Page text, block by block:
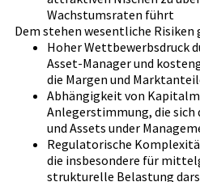
Wachstumsraten führt
Dem stehen wesentliche Risiken
Hoher Wettbewerbsdruck
Asset-Manager und
die Margen und
Abhängigkeit von
Anlegerstimmung, die
und Assets under
Regulatorische
die insbesondere für
strukturelle Belastung